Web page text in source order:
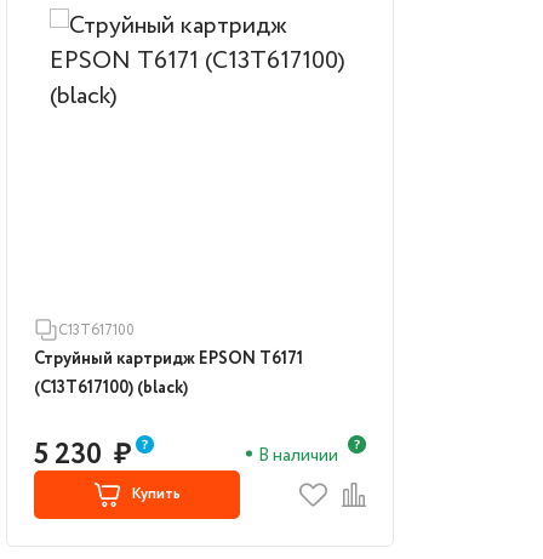
C13T617100
Струйный картридж EPSON T6171
(C13T617100) (black)
5 230 ₽ В наличии
Купить